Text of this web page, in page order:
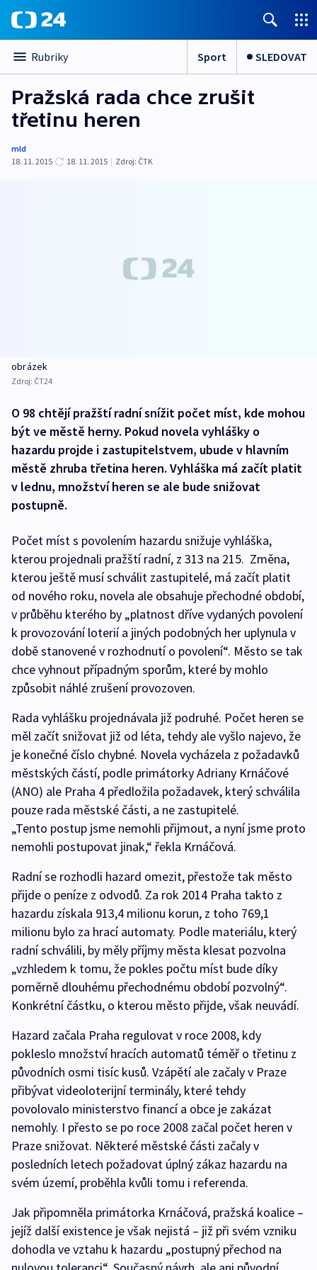
Rubriky Sport SLEDOVAT
Pražská rada chce zrušit
třetinu heren
mld
18. 11. 2015
18. 11. 2015 | Zdroj: ČTK
obrázek
Zdroj: ČT24
O 98 chtějí pražští radní snížit počet míst, kde mohou
být ve městě herny. Pokud novela vyhlášky o
hazardu projde i zastupitelstvem, ubude v hlavním
městě zhruba třetina heren. Vyhláška má začít platit
v lednu, množství heren se ale bude snižovat
postupně.
Počet míst s povolením hazardu snižuje vyhláška,
kterou projednali pražští radní, z 313 na 215. Změna,
kterou ještě musí schválit zastupitelé, má začít platit
od nového roku, novela ale obsahuje přechodné období,
v průběhu kterého by „platnost dříve vydaných povolení
k provozování loterií a jiných podobných her uplynula v
době stanovené v rozhodnutí o povolení“. Město se tak
chce vyhnout případným sporům, které by mohlo
způsobit náhlé zrušení provozoven.
Rada vyhlášku projednávala již podruhé. Počet heren se
měl začít snižovat již od léta, tehdy ale vyšlo najevo, že
je konečné číslo chybné. Novela vycházela z požadavků
městských částí, podle primátorky Adriany Krnáčové
(ANO) ale Praha 4 předložila požadavek, který schválila
pouze rada městské části, a ne zastupitelé.
„Tento postup jsme nemohli přijmout, a nyní jsme proto
nemohli postupovat jinak,“ řekla Krnáčová.
Radní se rozhodli hazard omezit, přestože tak město
přijde o peníze z odvodů. Za rok 2014 Praha takto z
hazardu získala 913,4 milionu korun, z toho 769,1
milionu bylo za hrací automaty. Podle materiálu, který
radní schválili, by měly příjmy města klesat pozvolna
„vzhledem k tomu, že pokles počtu míst bude díky
poměrně dlouhému přechodnému období pozvolný“.
Konkrétní částku, o kterou město přijde, však neuvádí.
Hazard začala Praha regulovat v roce 2008, kdy
pokleslo množství hracích automatů téměř o třetinu z
původních osmi tisíc kusů. Vzápětí ale začaly v Praze
přibývat videoloterijní terminály, které tehdy
povolovalo ministerstvo financí a obce je zakázat
nemohly. I přesto se po roce 2008 začal počet heren v
Praze snižovat. Některé městské části začaly v
posledních letech požadovat úplný zákaz hazardu na
svém území, proběhla kvůli tomu i referenda.
Jak připomněla primátorka Krnáčová, pražská koalice –
jejíž další existence je však nejistá – již při svém vzniku
dohodla ve vztahu k hazardu „postupný přechod na